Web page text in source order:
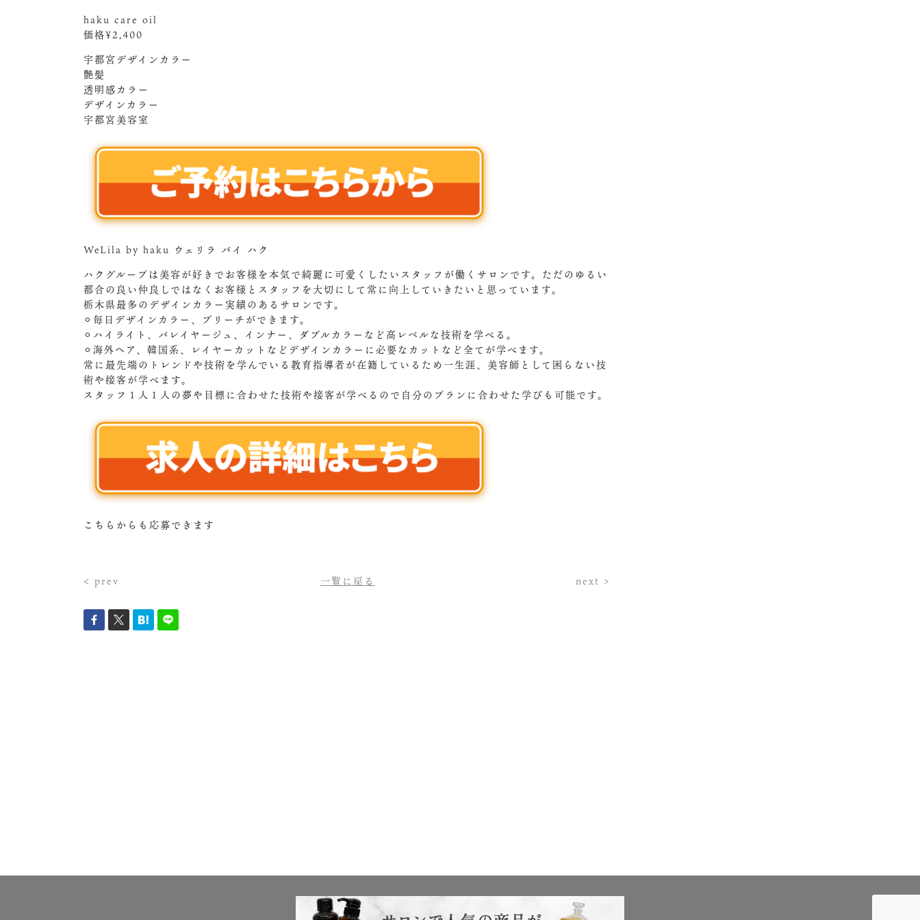
haku care oil
価格¥2,400
宇都宮デザインカラー
艶髪
透明感カラー
デザインカラー
宇都宮美容室
WeLila by haku ウェリラ バイ ハク
ハクグループは美容が好きでお客様を本気で綺麗に可愛くしたいスタッフが働くサロンです。ただのゆるい
都合の良い仲良しではなくお客様とスタッフを大切にして常に向上していきたいと思っています。
栃木県最多のデザインカラー実績のあるサロンです。
⚪︎毎日デザインカラー、ブリーチができます。
⚪︎ハイライト、バレイヤージュ、インナー、ダブルカラーなど高レベルな技術を学べる。
⚪︎海外ヘア、韓国系、レイヤーカットなどデザインカラーに必要なカットなど全てが学べます。
常に最先端のトレンドや技術を学んでいる教育指導者が在籍しているため一生涯、美容師として困らない技
術や接客が学べます。
スタッフ１人１人の夢や目標に合わせた技術や接客が学べるので自分のプランに合わせた学びも可能です。
こちらからも応募できます
< prev 一覧に戻る next >